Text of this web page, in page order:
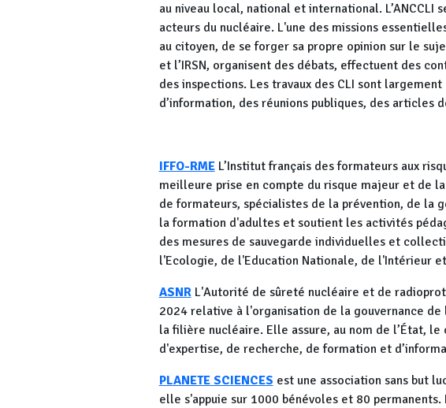
au niveau local, national et international.
acteurs du nucléaire. L'une des missions
au citoyen, de se forger sa propre opinion sur le
et l’IRSN, organisent des débats, effectuent des
des inspections. Les travaux des CLI sont
d’information, des réunions publiques, des articles
IFFO-RME L’Institut français des formateurs aux
meilleure prise en compte du risque majeur et de
de formateurs, spécialistes de la prévention, de la
la formation d'adultes et soutient les activités
des mesures de sauvegarde individuelles et
l'Ecologie, de l'Education Nationale, de l'Intérieur
ASNR L'Autorité de sûreté nucléaire et de
2024 relative à l'organisation de la gouvernance
la filière nucléaire. Elle assure, au nom de l’État,
d'expertise, de recherche, de formation et
PLANETE SCIENCES est une association sans but
elle s'appuie sur 1000 bénévoles et 80